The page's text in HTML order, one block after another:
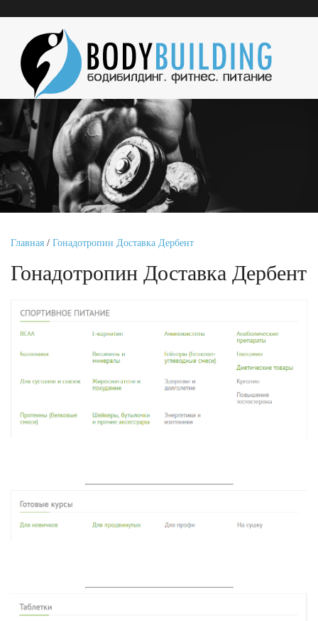
Главная / Гонадотропин Доставка Дербент
Гонадотропин Доставка Дербент